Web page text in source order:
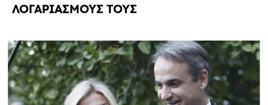
ΛΟΓΑΡΙΑΣΜΟΥΣ ΤΟΥΣ